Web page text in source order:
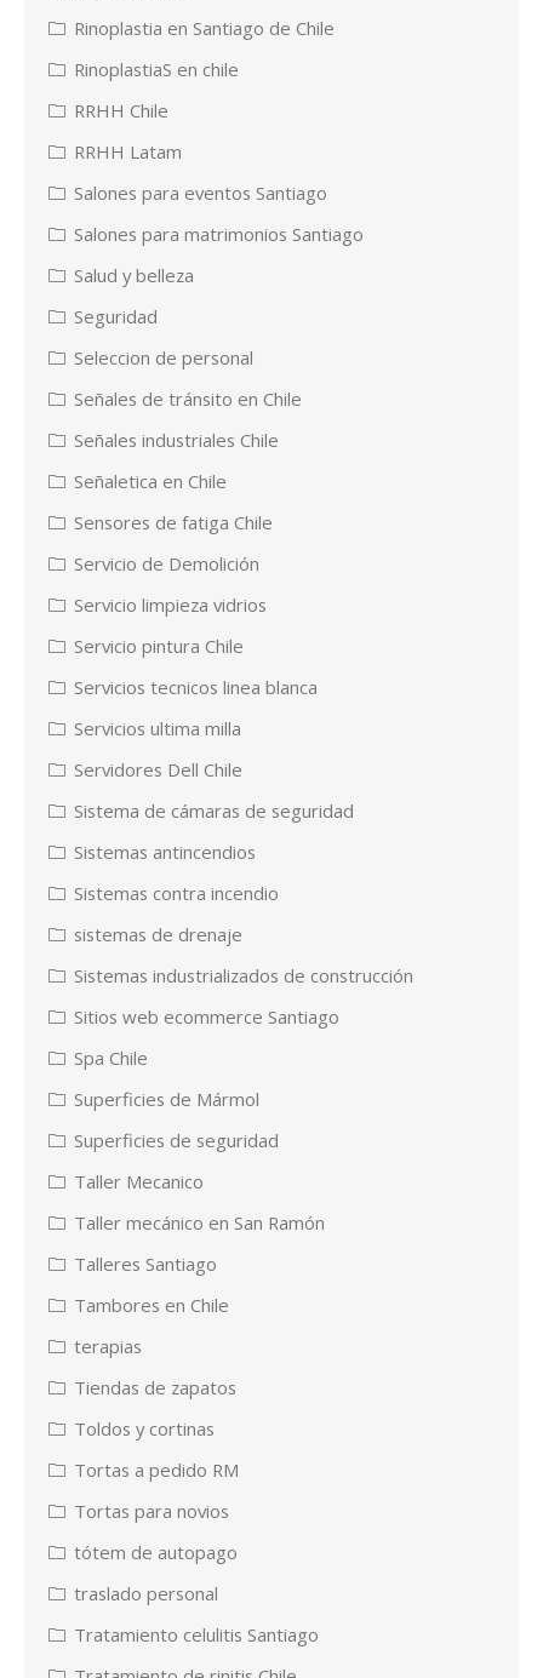
Rinoplastia en Santiago de Chile
RinoplastiaS en chile
RRHH Chile
RRHH Latam
Salones para eventos Santiago
Salones para matrimonios Santiago
Salud y belleza
Seguridad
Seleccion de personal
Señales de tránsito en Chile
Señales industriales Chile
Señaletica en Chile
Sensores de fatiga Chile
Servicio de Demolición
Servicio limpieza vidrios
Servicio pintura Chile
Servicios tecnicos linea blanca
Servicios ultima milla
Servidores Dell Chile
Sistema de cámaras de seguridad
Sistemas antincendios
Sistemas contra incendio
sistemas de drenaje
Sistemas industrializados de construcción
Sitios web ecommerce Santiago
Spa Chile
Superficies de Mármol
Superficies de seguridad
Taller Mecanico
Taller mecánico en San Ramón
Talleres Santiago
Tambores en Chile
terapias
Tiendas de zapatos
Toldos y cortinas
Tortas a pedido RM
Tortas para novios
tótem de autopago
traslado personal
Tratamiento celulitis Santiago